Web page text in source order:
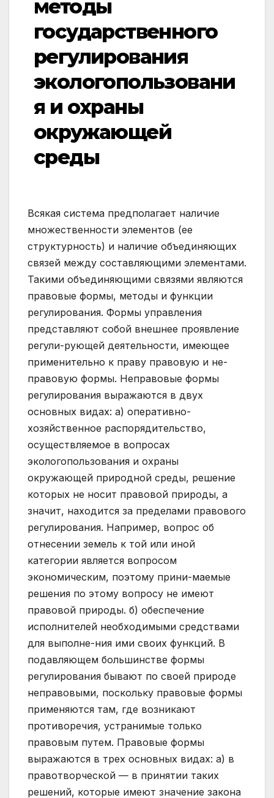
методы
государственного
регулирования
экологопользовани
я и охраны
окружающей
среды
Всякая система предполагает наличие
множественности элементов (ее
структурность) и наличие объединяющих
связей между составляющими элементами.
Такими объединяющими связями являются
правовые формы, методы и функции
регулирования. Формы управления
представляют собой внешнее проявление
регули-рующей деятельности, имеющее
применительно к праву правовую и не-
правовую формы. Неправовые формы
регулирования выражаются в двух
основных видах: а) оперативно-
хозяйственное распорядительство,
осуществляемое в вопросах
экологопользования и охраны
окружающей природной среды, решение
которых не носит правовой природы, а
значит, находится за пределами правового
регулирования. Например, вопрос об
отнесении земель к той или иной
категории является вопросом
экономическим, поэтому прини-маемые
решения по этому вопросу не имеют
правовой природы. б) обеспечение
исполнителей необходимыми средствами
для выполне-ния ими своих функций. В
подавляющем большинстве формы
регулирования бывают по своей природе
неправовыми, поскольку правовые формы
применяются там, где возникают
противоречия, устранимые только
правовым путем. Правовые формы
выражаются в трех основных видах: а) в
правотворческой — в принятии таких
решений, которые имеют значение закона